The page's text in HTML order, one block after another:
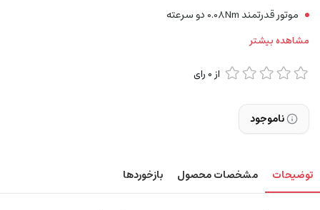
موتور قدرتمند 0.08Nm دو سرعته
مشاهده بیشتر
از0 رای
ناموجود
توضیحات مشخصات محصول بازخوردها